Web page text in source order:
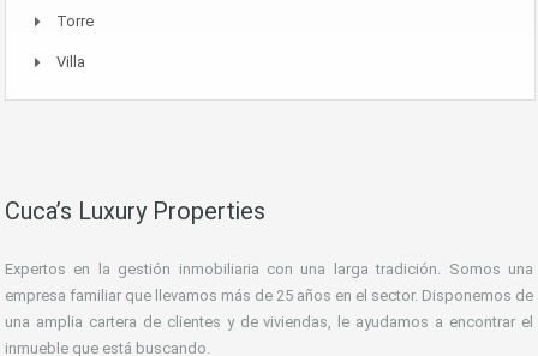
Torre
Villa
Cuca’s Luxury Properties
Expertos en la gestión inmobiliaria con una larga tradición. Somos una
empresa familiar que llevamos más de 25 años en el sector. Disponemos de
una amplia cartera de clientes y de viviendas, le ayudamos a encontrar el
inmueble que está buscando.